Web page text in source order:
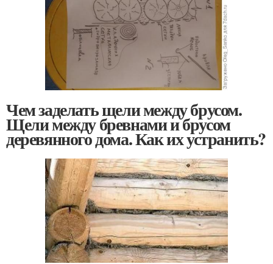
Чем заделать щели между брусом.
Щели между бревнами и брусом
деревянного дома. Как их устранить?